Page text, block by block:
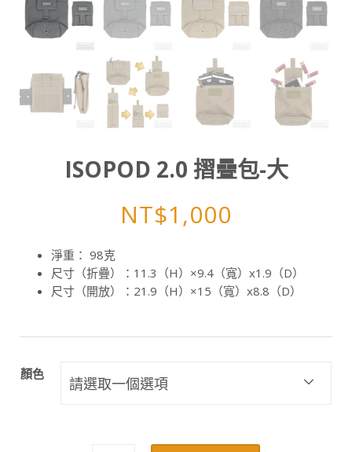
ISOPOD 2.0 摺疊包-大
NT$1,000
淨重： 98克
尺寸（折疊）：11.3（H）×9.4（寬）x1.9（D）
尺寸（開放）：21.9（H）×15（寬）x8.8（D）
顏色